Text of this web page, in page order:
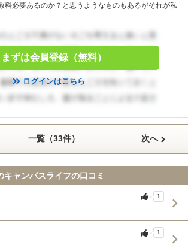
科必要あるのか？と思うようなものもあるがそれが私
まずは会員登録（無料）
ログインはこちら
一覧（33件） 次へ
ャンパスライフの口コミ
1
1